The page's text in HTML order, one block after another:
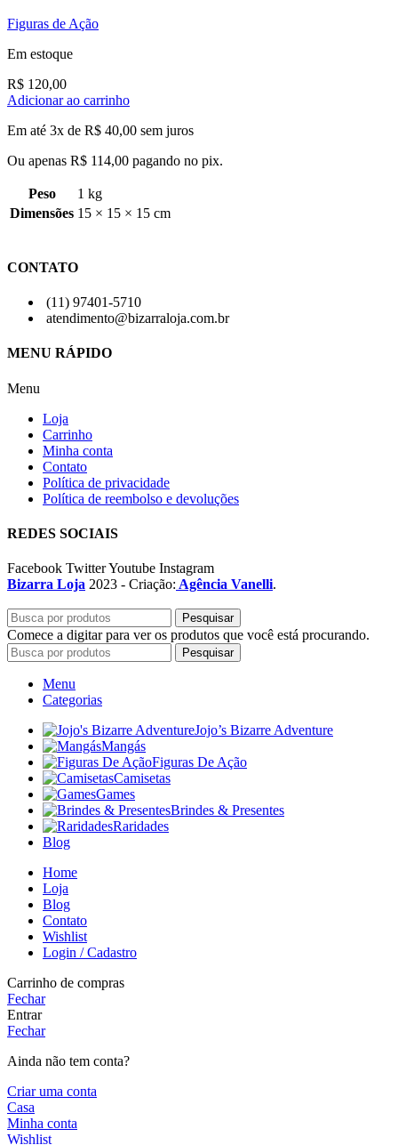
Figuras de Ação
Em estoque
R$ 120,00
Adicionar ao carrinho
Em até 3x de R$ 40,00 sem juros
Ou apenas R$ 114,00 pagando no pix.
Peso
1 kg
Dimensões 15 × 15 × 15 cm
CONTATO
(11) 97401-5710
atendimento@bizarraloja.com.br
MENU RÁPIDO
Menu
Loja
Carrinho
Minha conta
Contato
Política de privacidade
Política de reembolso e devoluções
REDES SOCIAIS
Facebook TwitterYoutube Instagram
Bizarra Loja 2023 - Criação: Agência Vanelli.
Pesquisar
Comece a digitar para ver os produtos que você está procurando.
Pesquisar
Menu
Categorias
Jojo’s Bizarre Adventure
Mangás
Figuras De Ação
Camisetas
Games
Brindes & Presentes
Raridades
Blog
Home
Loja
Blog
Contato
Wishlist
Login / Cadastro
Carrinho de compras
Fechar
Entrar
Fechar
Ainda não tem conta?
Criar uma conta
Casa
Minha conta
Wishlist